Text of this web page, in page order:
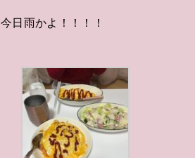
今日雨かよ！！！！